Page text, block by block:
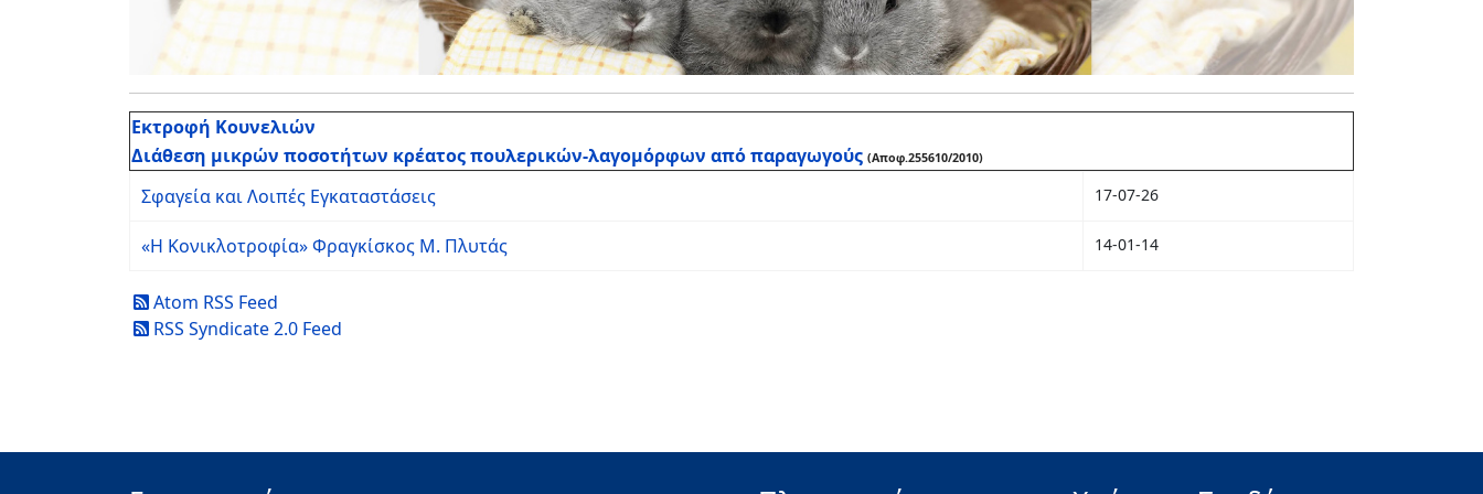
Εκτροφή Κουνελιών
Διάθεση μικρών ποσοτήτων κρέατος πουλερικών-λαγομόρφων από παραγωγούς (Αποφ.255610/2010)
Σφαγεία και Λοιπές Εγκαταστάσεις 17-07-26
«Η Κονικλοτροφία» Φραγκίσκος Μ. Πλυτάς 14-01-14
Atom RSS Feed
RSS Syndicate 2.0 Feed